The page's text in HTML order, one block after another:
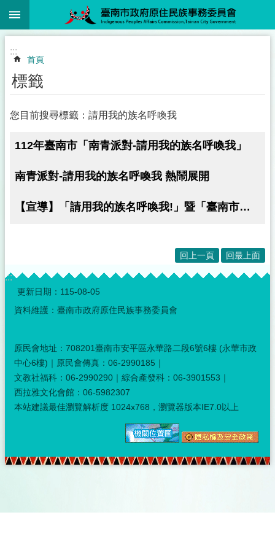
跳到主要內容區塊
:::
首頁
標籤
您目前搜尋標籤：請用我的族名呼喚我
112年臺南市「南青派對-請用我的族名呼喚我」
南青派對-請用我的族名呼喚我 熱鬧展開
【宣導】「請用我的族名呼喚我!」暨「臺南市原住民敬老三好」
回上一頁 回最上面
:::
更新日期： 115-08-05
資料維護：臺南市政府原住民族事務委員會
原民會地址：708201臺南市安平區永華路二段6號6樓 (永華市政
中心6樓)｜原民會傳真：06-2990185｜
文教社福科：06-2990290｜綜合產發科：06-3901553｜
西拉雅文化會館：06-5982307
本站建議最佳瀏覽解析度 1024x768，瀏覽器版本IE7.0以上